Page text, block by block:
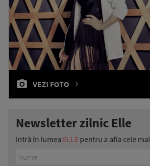
VEZI FOTO
Newsletter zilnic Elle
Intră în lumea ELLE pentru a afla cele